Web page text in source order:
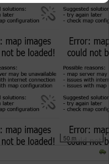
50 m